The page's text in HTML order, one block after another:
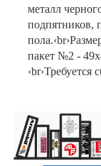
металл
подпятников,
пакет №2 -
‹br›Требуется